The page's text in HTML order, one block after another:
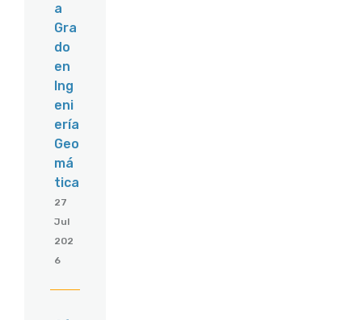
a
Gra
do
en
Ing
eni
ería
Geo
má
tica
27
Jul
202
6